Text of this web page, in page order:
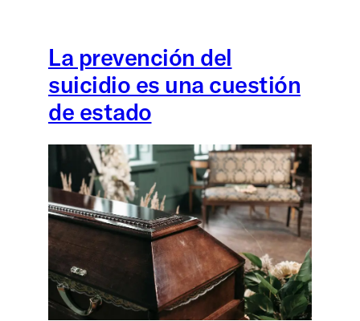
La prevención del
suicidio es una cuestión
de estado